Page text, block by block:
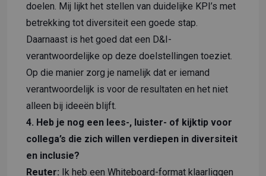
doelen. Mij lijkt het stellen van duidelijke KPI’s met
betrekking tot diversiteit een goede stap.
Daarnaast is het goed dat een D&I-
verantwoordelijke op deze doelstellingen toeziet.
Op die manier zorg je namelijk dat er iemand
verantwoordelijk is voor de resultaten en het niet
alleen bij ideeën blijft.
4. Heb je nog een lees-, luister- of kijktip voor
collega’s die zich willen verdiepen in diversiteit
en inclusie?
Reuter: Ik heb een Whiteboard-format klaarliggen